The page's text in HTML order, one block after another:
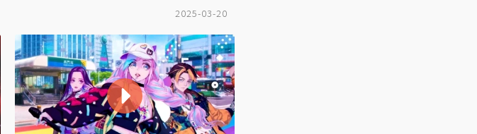
2025-03-20